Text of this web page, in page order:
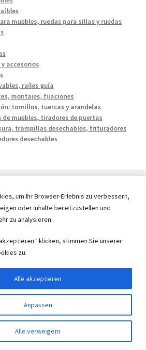
um Ihr Browser-Erlebnis zu verbessern,
oder Inhalte bereitzustellen und
zu analysieren.
klicken, stimmen Sie unserer
zu.
Anpassen
Alle verweigern
Alle akzeptieren
muebles, ruedas para sillas y ruedas
accesorios
raíles guía
montajes, fijaciones
tornillos, tuercas y arandelas
muebles, tiradores de puertas
trampillas desechables, trituradores
desechables
member of the ERUON Group.
mechanical Components and
from contract